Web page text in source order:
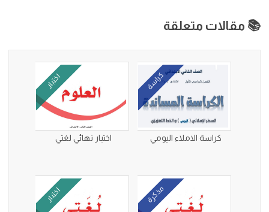
📚 مقالات متعلقة
كراسة
كراسة الاملاء اليومي
اختبار
اختبار نهائي لغتي
مذكرة اختبار